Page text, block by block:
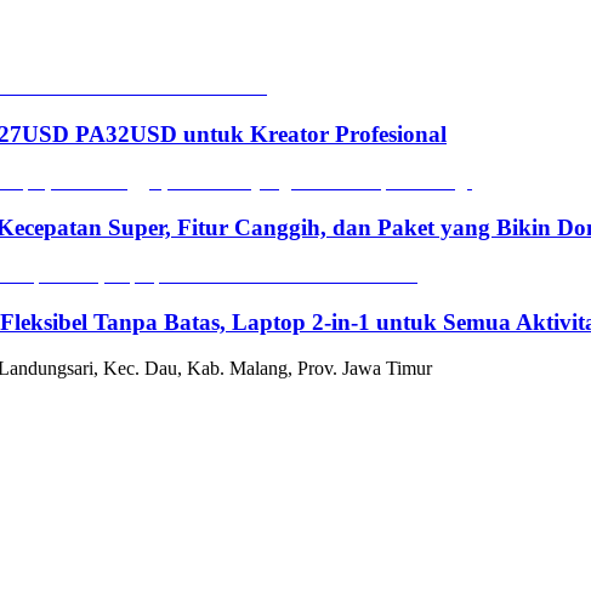
PA32USD untuk Kreator Profesional
Super, Fitur Canggih, dan Paket yang Bikin
Tanpa Batas, Laptop 2-in-1 untuk Semua
Kec. Dau, Kab. Malang, Prov. Jawa Timur